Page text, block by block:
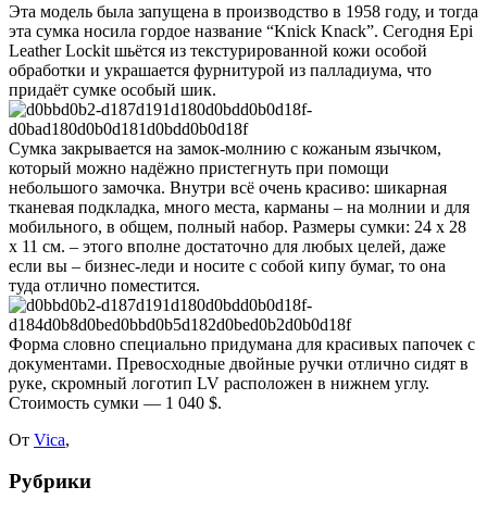
Эта модель была запущена в производство в 1958 году, и тогда
эта сумка носила гордое название “Knick Knack”. Сегодня Epi
Leather Lockit шьётся из текстурированной кожи особой
обработки и украшается фурнитурой из палладиума, что
придаёт сумке особый шик.
Сумка закрывается на замок-молнию с кожаным язычком,
который можно надёжно пристегнуть при помощи
небольшого замочка. Внутри всё очень красиво: шикарная
тканевая подкладка, много места, карманы – на молнии и для
мобильного, в общем, полный набор. Размеры сумки: 24 х 28
х 11 см. – этого вполне достаточно для любых целей, даже
если вы – бизнес-леди и носите с собой кипу бумаг, то она
туда отлично поместится.
Форма словно специально придумана для красивых папочек с
документами. Превосходные двойные ручки отлично сидят в
руке, скромный логотип LV расположен в нижнем углу.
Стоимость сумки — 1 040 $.
От Vica,
Рубрики